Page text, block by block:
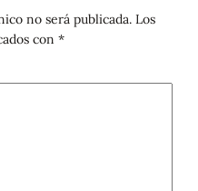
no será publicada. Los
con *